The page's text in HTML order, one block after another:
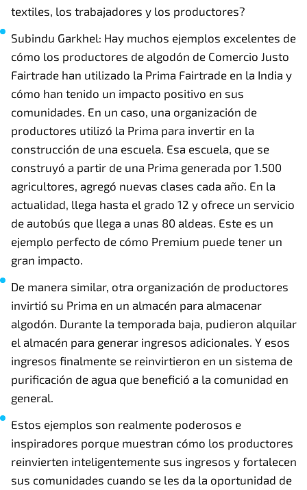
textiles, los trabajadores y los productores?
Subindu Garkhel: Hay muchos ejemplos excelentes de
cómo los productores de algodón de Comercio Justo
Fairtrade han utilizado la Prima Fairtrade en la India y
cómo han tenido un impacto positivo en sus
comunidades. En un caso, una organización de
productores utilizó la Prima para invertir en la
construcción de una escuela. Esa escuela, que se
construyó a partir de una Prima generada por 1.500
agricultores, agregó nuevas clases cada año. En la
actualidad, llega hasta el grado 12 y ofrece un servicio
de autobús que llega a unas 80 aldeas. Este es un
ejemplo perfecto de cómo Premium puede tener un
gran impacto.
De manera similar, otra organización de productores
invirtió su Prima en un almacén para almacenar
algodón. Durante la temporada baja, pudieron alquilar
el almacén para generar ingresos adicionales. Y esos
ingresos finalmente se reinvirtieron en un sistema de
purificación de agua que benefició a la comunidad en
general.
Estos ejemplos son realmente poderosos e
inspiradores porque muestran cómo los productores
reinvierten inteligentemente sus ingresos y fortalecen
sus comunidades cuando se les da la oportunidad de